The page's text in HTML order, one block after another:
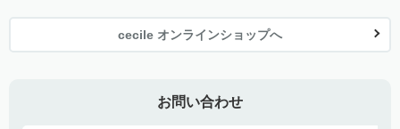
cecile オンラインショップへ
お問い合わせ